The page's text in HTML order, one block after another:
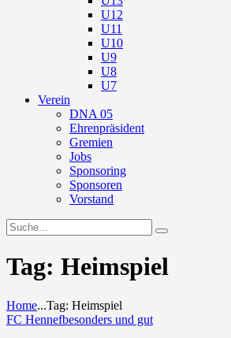
U12
U11
U10
U9
U8
U7
Verein
DNA 05
Ehrenpräsident
Gremien
Jobs
Sponsoring
Sponsoren
Vorstand
Tag: Heimspiel
Home...Tag: Heimspiel
FC Hennefbesonders und gut